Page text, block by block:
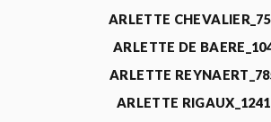
ARLETTE
ARLETTE DE
ARLETTE
ARLETTE